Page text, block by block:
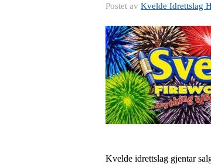
Postet av Kvelde Idrettslag
Kvelde idrettslag gjentar